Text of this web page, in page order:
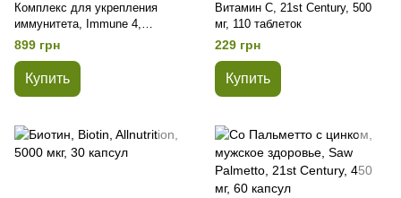
Комплекс для укрепления
иммунитета, Immune 4,
California Gold Nutrition, 180
капсул
899 грн
Купить
Витамин С, 21st Century, 500
мг, 110 таблеток
229 грн
Купить